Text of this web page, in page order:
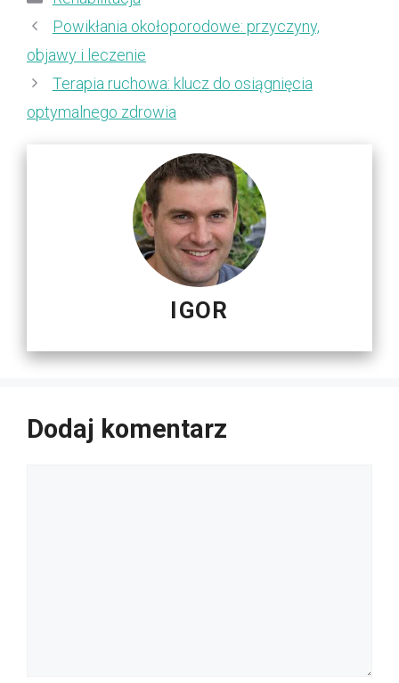
Powikłania okołoporodowe: przyczyny,
objawy i leczenie
Terapia ruchowa: klucz do osiągnięcia
optymalnego zdrowia
IGOR
Dodaj komentarz